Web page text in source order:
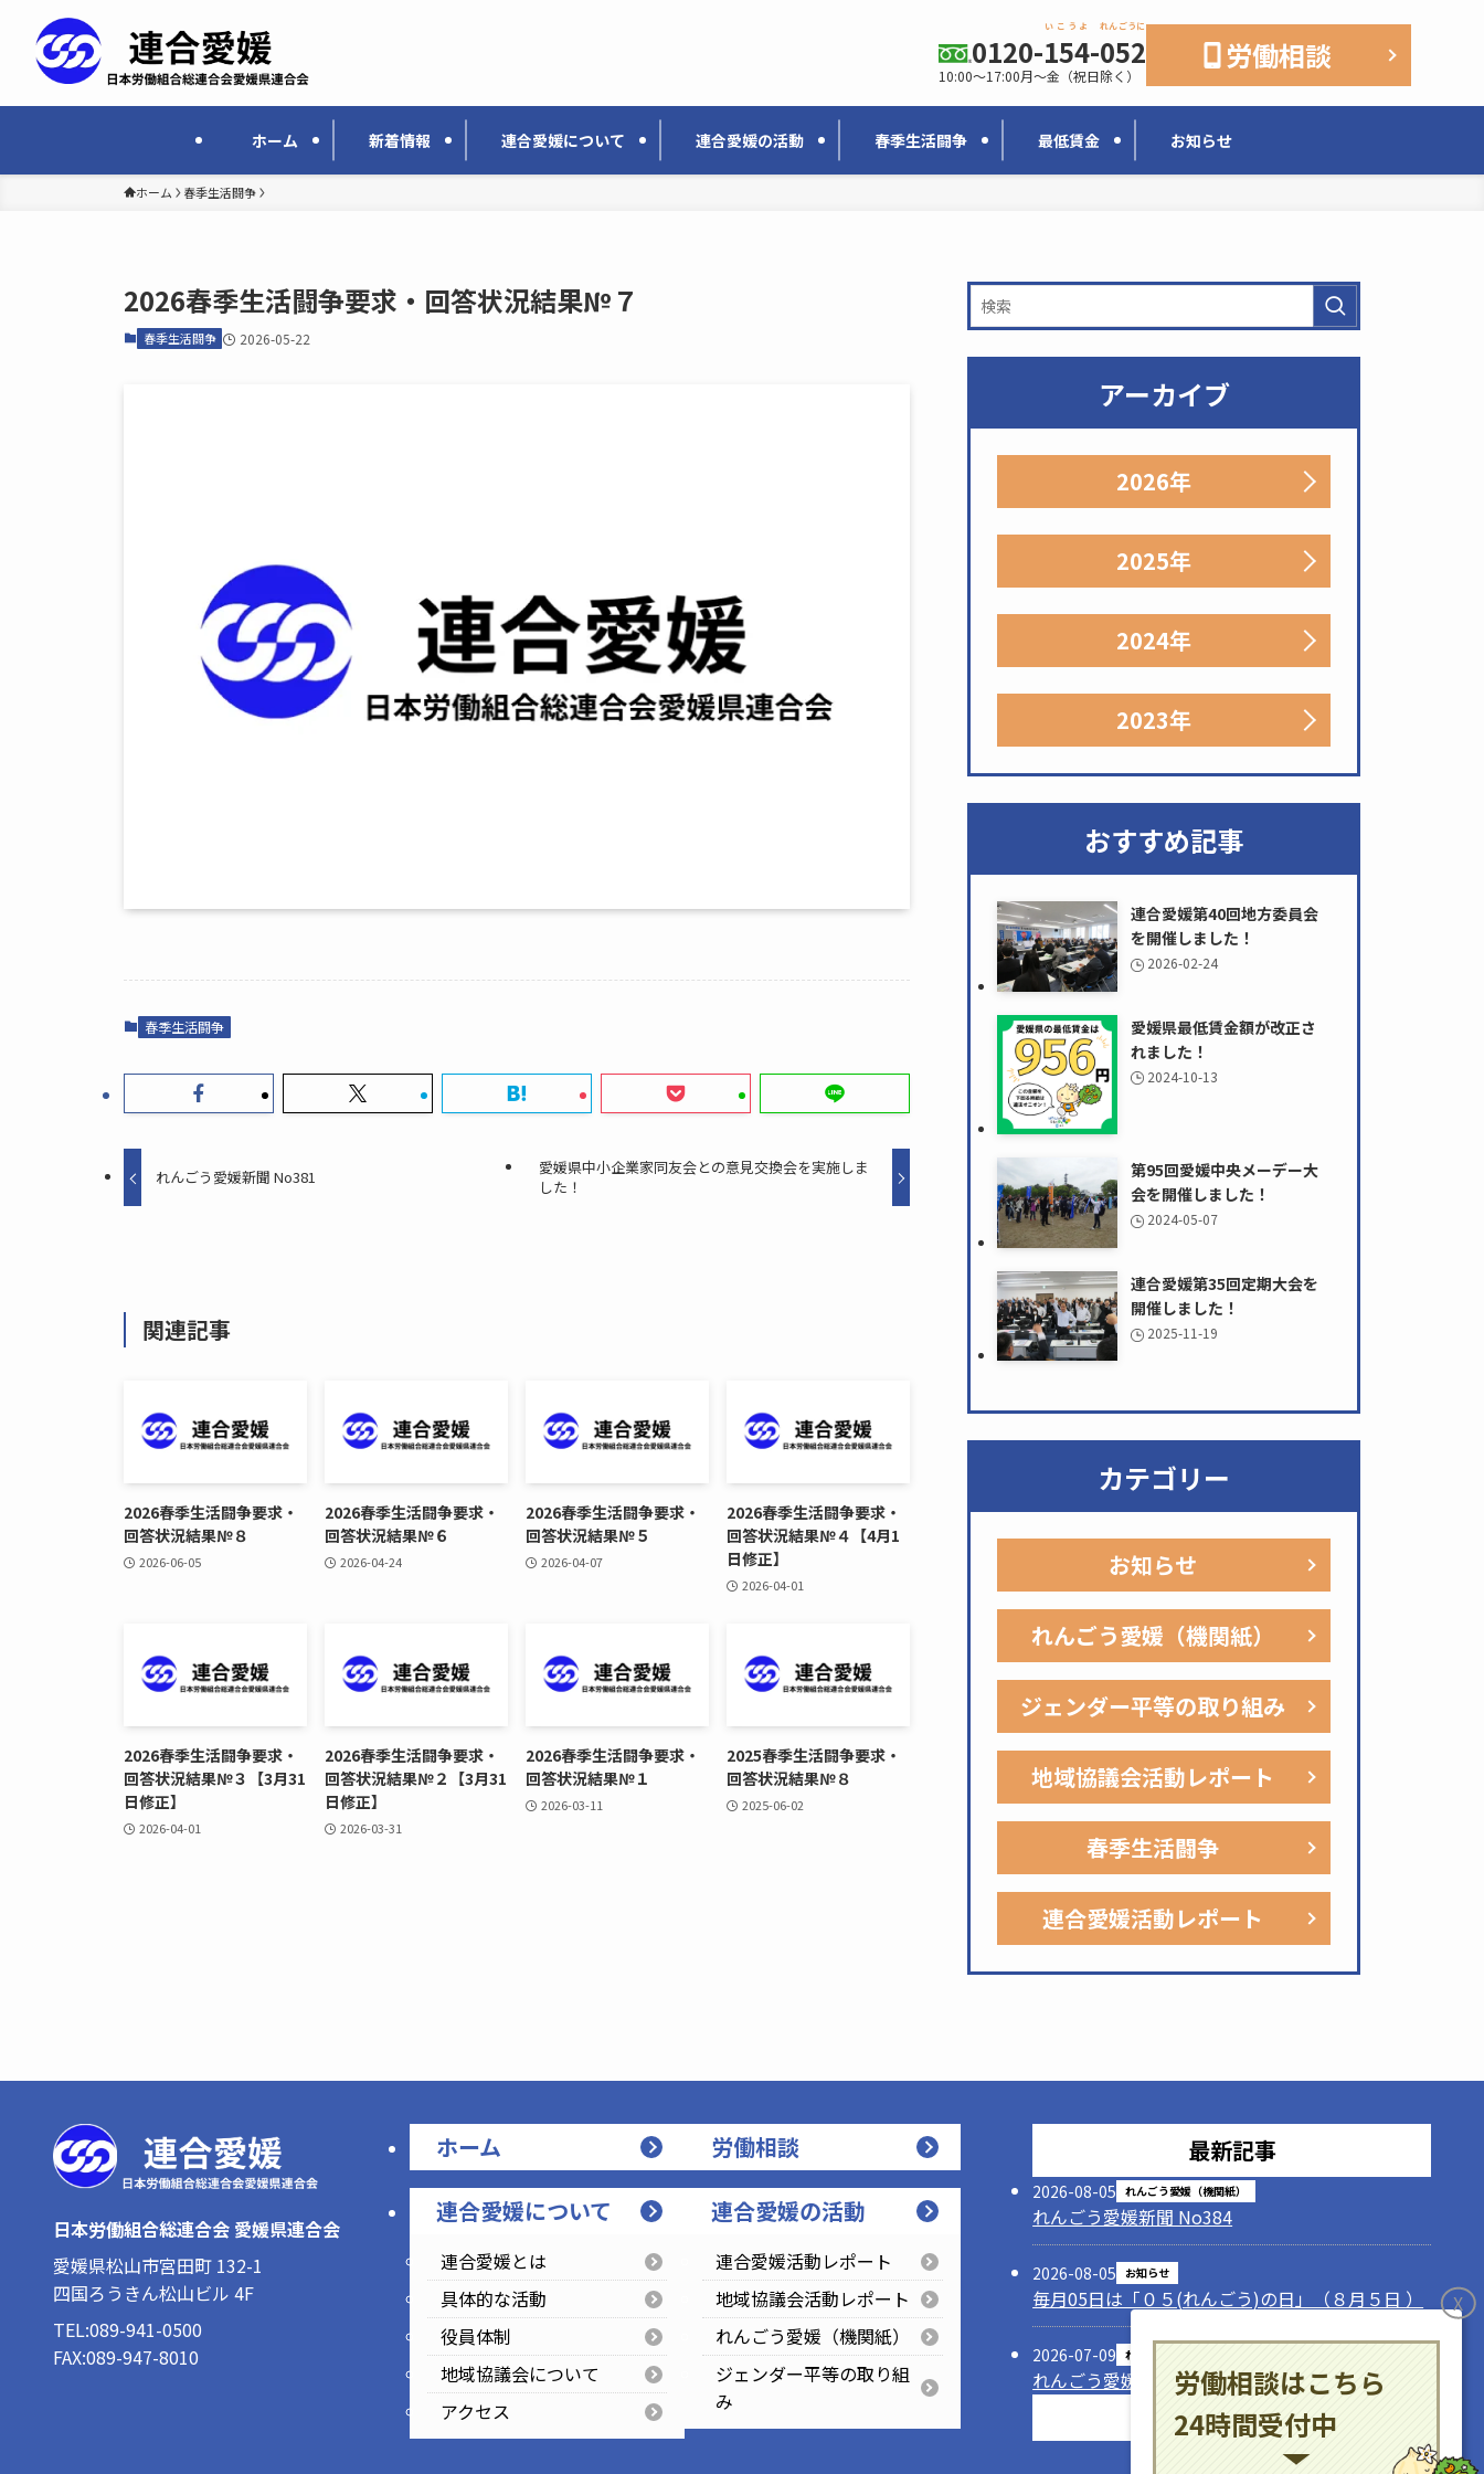
ホーム 新着情報 連合愛媛について 連合愛媛の活動 春季生活闘争 最低賃金 お知らせ
0120-154
いこうよ
-052
れんごうに
10:00〜17:00月〜金（祝日除く）
労働相談
ホーム 春季生活闘争
2026春季生活闘争要求・回答状況結果№７
春季生活闘争 2026-05-22
春季生活闘争
れんごう愛媛新聞 No381
愛媛県中小企業家同友会との意見交換会を実施しま
した！
関連記事
2026春季生活闘争要求・
回答状況結果№８
2026-06-05
2026春季生活闘争要求・
回答状況結果№６
2026-04-24
2026春季生活闘争要求・
回答状況結果№５
2026-04-07
2026春季生活闘争要求・
回答状況結果№４【4月1
日修正】
2026-04-01
2026春季生活闘争要求・
回答状況結果№３【3月31
日修正】
2026-04-01
2026春季生活闘争要求・
回答状況結果№２【3月31
日修正】
2026-03-31
2026春季生活闘争要求・
回答状況結果№１
2026-03-11
2025春季生活闘争要求・
回答状況結果№８
2025-06-02
アーカイブ
2026年
2025年
2024年
2023年
おすすめ記事
連合愛媛第40回地方委員会
を開催しました！
2026-02-24
愛媛県最低賃金額が改正さ
れました！
2024-10-13
第95回愛媛中央メーデー大
会を開催しました！
2024-05-07
連合愛媛第35回定期大会を
開催しました！
2025-11-19
カテゴリー
お知らせ
れんごう愛媛（機関紙）
ジェンダー平等の取り組み
地域協議会活動レポート
春季生活闘争
連合愛媛活動レポート
日本労働組合総連合会 愛媛県連合会
愛媛県松山市宮田町 132-1
四国ろうきん松山ビル 4F
TEL:089-941-0500
FAX:089-947-8010
ホーム
連合愛媛について
連合愛媛とは
具体的な活動
役員体制
地域協議会について
アクセス
労働相談
連合愛媛の活動
連合愛媛活動レポート
地域協議会活動レポート
れんごう愛媛（機関紙）
ジェンダー平等の取り組
み
最新記事
2026-08-05 れんごう愛媛（機関紙）
れんごう愛媛新聞 No384
2026-08-05 お知らせ
毎月05日は「０５(れんごう)の日」（８月５日 ）
2026-07-09 れんごう愛媛（機関紙）
れんごう愛媛新聞 No383
記事一覧
X
労働相談はこちら
24時間受付中